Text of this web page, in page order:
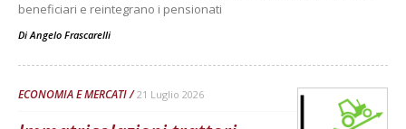
beneficiari e reintegrano i pensionati
DiAngelo Frascarelli
ECONOMIA E MERCATI 21 Luglio 2026